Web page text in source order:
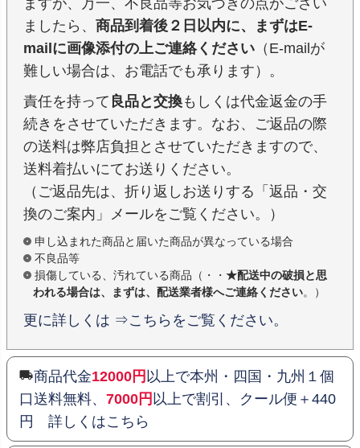
ましたら、 商品到着後２日以内に、まずはE-
mailに画像添付の上ご連絡ください （E-mailが
難しい場合は、お電話でも承ります）。
責任を持って 良品と交換もしくは代金返金の手
続きをさせていただきます。なお、ご返品の際
の送料は弊店負担とさせていただきますので、
送料着払いにてお送りください。
（ご返品先は、折り返しお送りする「返品・交
換のご案内」メールをご覧ください。）
申し込まれた商品と届いた商品が異なっている場合
不良品等
損傷している、汚れている商品（・・ ★配送中の破損と思
われる場合は、まずは、配送業者様へご連絡ください。）
更に詳しくは ⇒こちらをご覧ください。
商品代金12000円 以上で本州・四国・九州１個
口送料無料、 7000円 以上で割引、クール便＋440
円 詳しくはこちら